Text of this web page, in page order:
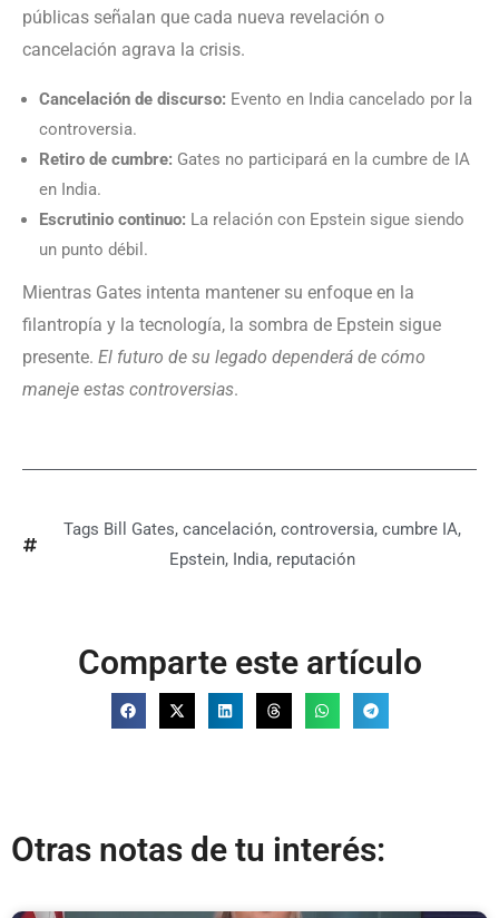
públicas señalan que cada nueva revelación o
cancelación agrava la crisis.
Cancelación de discurso: Evento en India cancelado por la
controversia.
Retiro de cumbre: Gates no participará en la cumbre de IA
en India.
Escrutinio continuo: La relación con Epstein sigue siendo
un punto débil.
Mientras Gates intenta mantener su enfoque en la
filantropía y la tecnología, la sombra de Epstein sigue
presente. El futuro de su legado dependerá de cómo
maneje estas controversias.
Tags Bill Gates, cancelación, controversia, cumbre IA,
Epstein, India, reputación
Comparte este artículo
Otras notas de tu interés: